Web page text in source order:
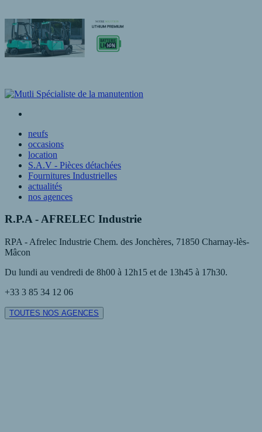
neufs
occasions
location
S.A.V - Pièces détachées
Fournitures Industrielles
actualités
nos agences
R.P.A - AFRELEC Industrie
RPA - Afrelec Industrie Chem. des Jonchères, 71850 Charnay-lès-
Mâcon
Du lundi au vendredi de 8h00 à 12h15 et de 13h45 à 17h30.
+33 3 85 34 12 06
TOUTES NOS AGENCES